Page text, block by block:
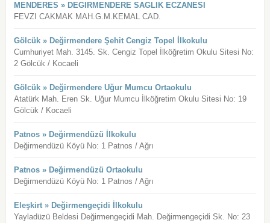
MENDERES » DEGIRMENDERE SAGLIK ECZANESI
FEVZI CAKMAK MAH.G.M.KEMAL CAD.
Gölcük » Değirmendere Şehit Cengiz Topel İlkokulu
Cumhuriyet Mah. 3145. Sk. Cengiz Topel İlköğretim Okulu Sitesi No:
2 Gölcük / Kocaeli
Gölcük » Değirmendere Uğur Mumcu Ortaokulu
Atatürk Mah. Eren Sk. Uğur Mumcu İlköğretim Okulu Sitesi No: 19
Gölcük / Kocaeli
Patnos » Değirmendüzü İlkokulu
Değirmendüzü Köyü No: 1 Patnos / Ağrı
Patnos » Değirmendüzü Ortaokulu
Değirmendüzü Köyü No: 1 Patnos / Ağrı
Eleşkirt » Değirmengeçidi İlkokulu
Yayladüzü Beldesi Değirmengeçidi Mah. Değirmengeçidi Sk. No: 23